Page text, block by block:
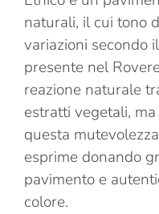
naturali, il cui tono
variazioni secondo
presente nel
reazione naturale
estratti vegetali,
questa
esprime donando
pavimento e
colore.